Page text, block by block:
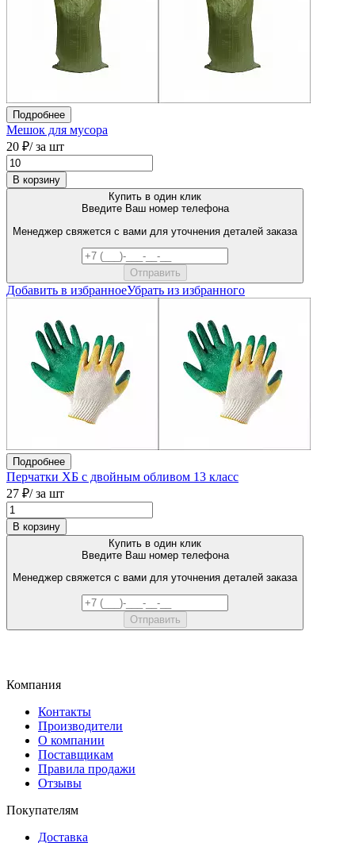
Подробнее
Мешок для мусора
20 ₽/ за шт
В корзину
Купить в один клик
Введите Ваш номер телефона
Менеджер свяжется с вами для уточнения деталей заказа
Добавить в избранноеУбрать из избранного
Подробнее
Перчатки ХБ с двойным обливом 13 класс
27 ₽/ за шт
В корзину
Купить в один клик
Введите Ваш номер телефона
Менеджер свяжется с вами для уточнения деталей заказа
Компания
Контакты
Производители
О компании
Поставщикам
Правила продажи
Отзывы
Покупателям
Доставка